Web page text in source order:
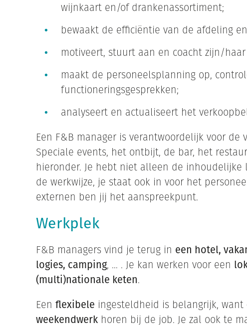
wijnkaart en/of drankenassortiment;
bewaakt de efficiëntie van de afdeling
motiveert, stuurt aan en coacht zijn/
maakt de personeelsplanning op,
functioneringsgesprekken;
analyseert en actualiseert het
Een F&B manager is verantwoordelijk voor de
Speciale events, het ontbijt, de bar, het
hieronder. Je hebt niet alleen de
de werkwijze, je staat ook in voor het
externen ben jij het aanspreekpunt.
Werkplek
F&B managers vind je terug in een hotel,
logies, camping, … . Je kan werken voor een
(multi)nationale keten.
Een flexibele ingesteldheid is belangrijk, want
weekendwerk horen bij de job. Je zal ook te